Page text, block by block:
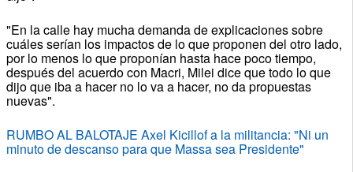
"En la calle hay mucha demanda de explicaciones sobre
cuáles serían los impactos de lo que proponen del otro lado,
por lo menos lo que proponían hasta hace poco tiempo,
después del acuerdo con Macri, Milei dice que todo lo que
dijo que iba a hacer no lo va a hacer, no da propuestas
nuevas".
RUMBO AL BALOTAJE Axel Kicillof a la militancia: "Ni un
minuto de descanso para que Massa sea Presidente"